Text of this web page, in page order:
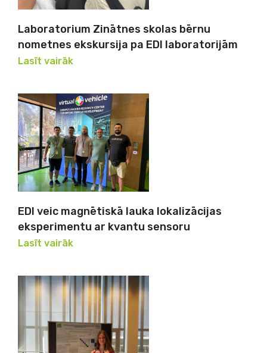
Laboratorium Zinātnes skolas bērnu
nometnes ekskursija pa EDI laboratorijām
Lasīt vairāk
EDI veic magnētiskā lauka lokalizācijas
eksperimentu ar kvantu sensoru
Lasīt vairāk